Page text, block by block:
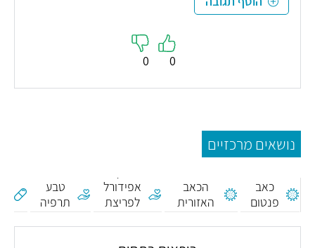
0
0
נושאים מרכזיים
כאב
פנטום
הכאב
האזורית
המורכבת
אפידורל
לפריצת
דיסק
טבע
תרפיה